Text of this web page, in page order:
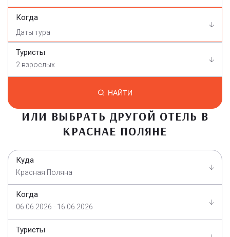
Когда
Туристы
2 взрослых
НАЙТИ
ИЛИ ВЫБРАТЬ ДРУГОЙ ОТЕЛЬ В
КРАСНАЕ ПОЛЯНЕ
Куда
Красная Поляна
Когда
06.06.2026 - 16.06.2026
Туристы